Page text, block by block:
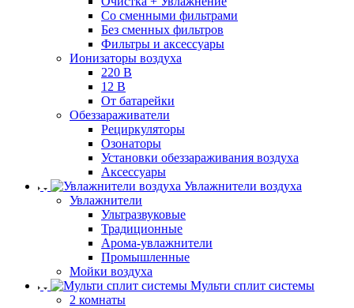
Cо сменными фильтрами
Без сменных фильтров
Фильтры и аксессуары
Ионизаторы воздуха
220 В
12 В
От батарейки
Обеззараживатели
Рециркуляторы
Озонаторы
Установки обеззараживания воздуха
Аксессуары
Увлажнители воздуха
Увлажнители
Ультразвуковые
Традиционные
Арома-увлажнители
Промышленные
Мойки воздуха
Мульти сплит системы
2 комнаты